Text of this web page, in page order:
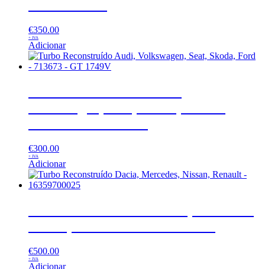
€350.00
+ IVA
Adicionar
€300.00
+ IVA
Adicionar
€500.00
+ IVA
Adicionar